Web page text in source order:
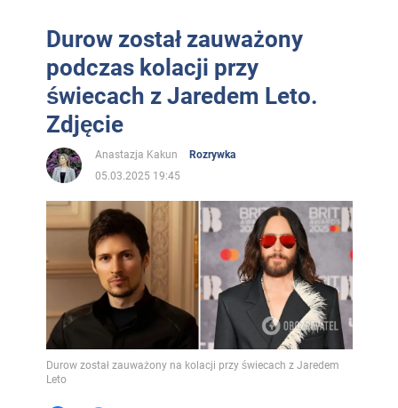
Durow został zauważony
podczas kolacji przy
świecach z Jaredem Leto.
Zdjęcie
Anastazja Kakun
Rozrywka
05.03.2025 19:45
Durow został zauważony na kolacji przy świecach z Jaredem
Leto